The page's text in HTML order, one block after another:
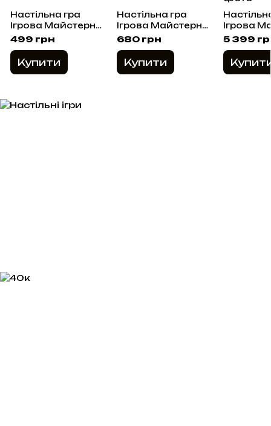
Настільна гра
Ігрова Майстерня -
Ґраболо
Grabolo Jr.
499 грн
Купити
Настільна гра
Ігрова Майстерня -
Не наближайся.
редакція / Stay
Away! (Щось)
680 грн
Купити
Ігрова
Тамашіі:
Tamashii:
5 399